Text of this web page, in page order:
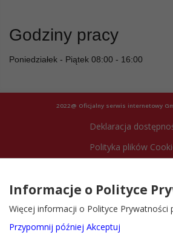
Godziny pracy
Poniedziałek - Piątek 08:00 - 16:00
2022@ Oficjalny serwis internetowy
Deklaracja
Polityka plików
Informacje o Polityce
Więcej informacji o Polityce Prywatności
Przypomnij później Akceptuj